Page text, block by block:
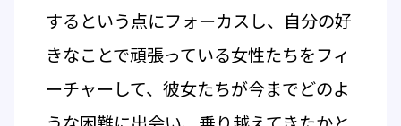
するという点にフォーカスし、自分の好
きなことで頑張っている女性たちをフィ
ーチャーして、彼女たちが今までどのよ